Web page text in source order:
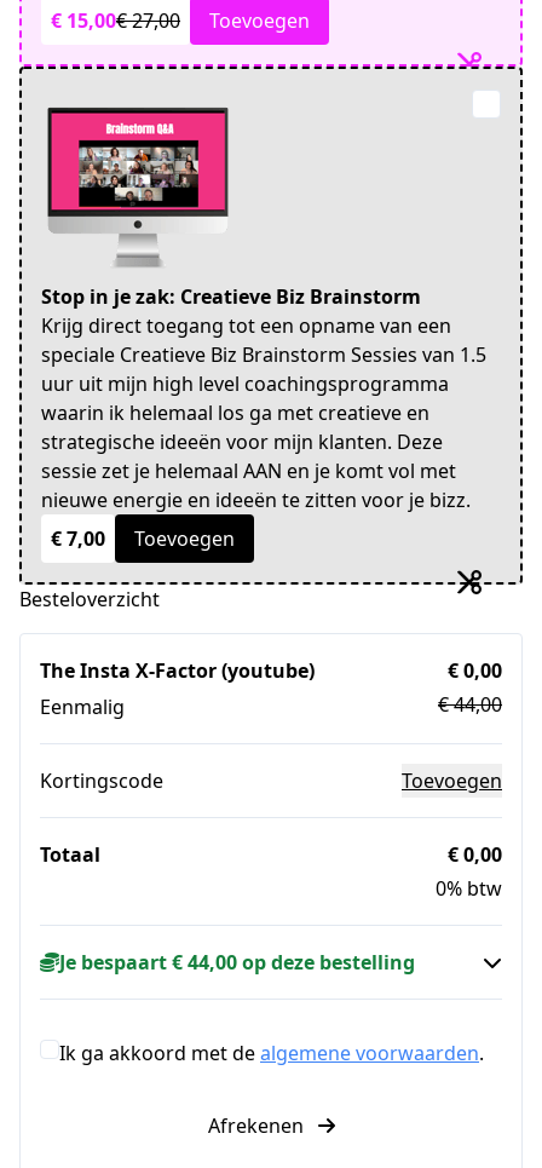
€ 15,00€ 27,00 Toevoegen
Stop in je zak: Creatieve Biz Brainstorm
Krijg direct toegang tot een opname van een
speciale Creatieve Biz Brainstorm Sessies van 1.5
uur uit mijn high level coachingsprogramma
waarin ik helemaal los ga met creatieve en
strategische ideeën voor mijn klanten. Deze
sessie zet je helemaal AAN en je komt vol met
nieuwe energie en ideeën te zitten voor je bizz.
€ 7,00
Toevoegen
Besteloverzicht
The Insta X-Factor (youtube)
Eenmalig
€ 0,00
€ 44,00
Kortingscode Toevoegen
Totaal
€ 0,00
0% btw
Je bespaart € 44,00 op deze bestelling
Ik ga akkoord met dealgemene voorwaarden.
Afrekenen